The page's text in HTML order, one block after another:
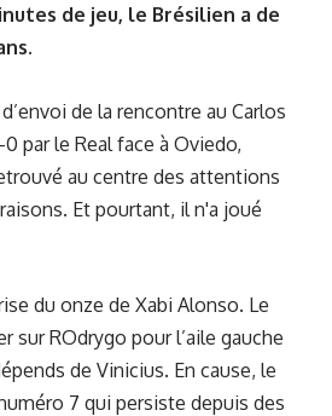
de jeu, le Brésilien a de
de la rencontre au Carlos
par le Real face à Oviedo,
au centre des attentions
Et pourtant, il n'a joué
du onze de Xabi Alonso. Le
sur ROdrygo pour l’aile gauche
de Vinicius. En cause, le
7 qui persiste depuis des